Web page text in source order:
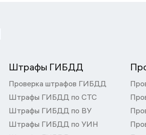
Штрафы ГИБДД
Проверка штрафов ГИБДД
Штрафы ГИБДД по СТС
Штрафы ГИБДД по ВУ
Штрафы ГИБДД по УИН